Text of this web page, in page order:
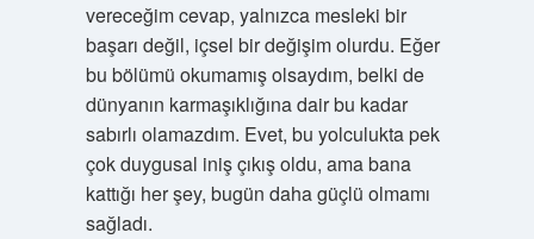
vereceğim cevap, yalnızca mesleki bir
başarı değil, içsel bir değişim olurdu. Eğer
bu bölümü okumamış olsaydım, belki de
dünyanın karmaşıklığına dair bu kadar
sabırlı olamazdım. Evet, bu yolculukta pek
çok duygusal iniş çıkış oldu, ama bana
kattığı her şey, bugün daha güçlü olmamı
sağladı.